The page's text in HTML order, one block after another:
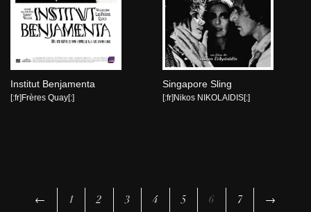
Institut Benjamenta
[:fr]Frères Quay[:]
Singapore Sling
[:fr]Nikos NIKOLAIDIS[:]
← 1 2 3 4 5 6 7 →